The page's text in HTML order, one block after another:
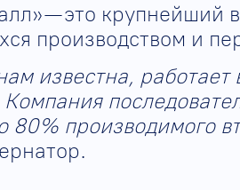
— это крупнейший
производством и
известна, работает
Компания
80% производимого